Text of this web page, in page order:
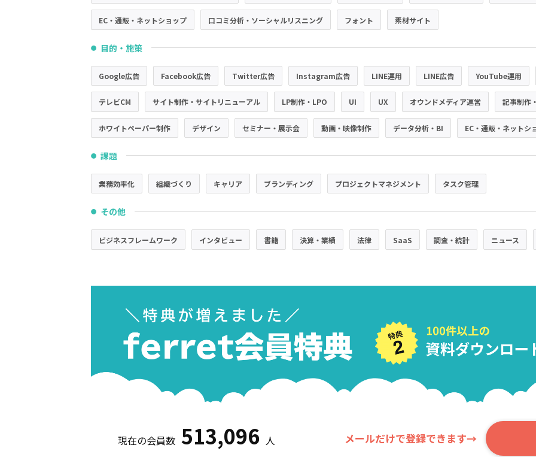
EC・通販・ネットショップ 口コミ分析・ソーシャルリスニング フォント 素材サイト
● 目的・施策
Google広告 Facebook広告 Twitter広告 Instagram広告 LINE運用 LINE広告 YouTube運用
テレビCM サイト制作・サイトリニューアル LP制作・LPO UI UX オウンドメディア運営 記事制作
ホワイトペーパー制作 デザイン セミナー・展示会 動画・映像制作 データ分析・BI EC・通販・ネットシ
● 課題
業務効率化 組織づくり キャリア ブランディング プロジェクトマネジメント タスク管理
● その他
ビジネスフレームワーク インタビュー 書籍 決算・業績 法律 SaaS 調査・統計 ニュース
現在の会員数 513,096 人 メールだけで登録できます→